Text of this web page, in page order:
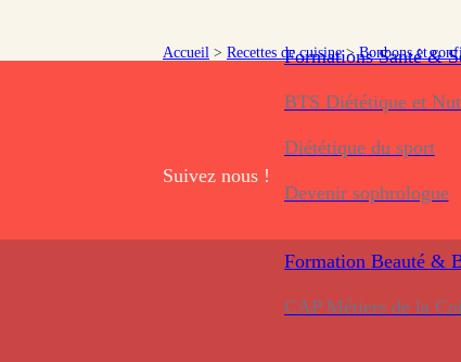
Formations Santé &
BTS Diététique et
Diététique du sport
Devenir sophrologue
Formation Beauté &
CAP Métiers de la
Accueil > Recettes de cuisine > Bonbons et
Suivez nous !